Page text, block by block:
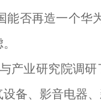
否再造一个华
产业研究院调
备、影音电器